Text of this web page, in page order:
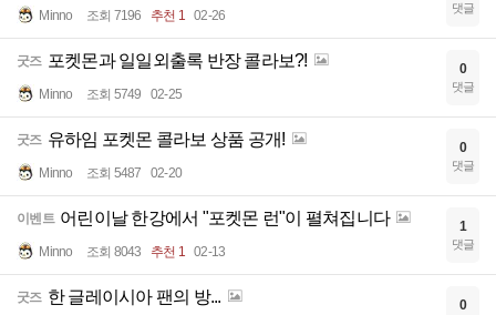
Minno 조회 7196 추천 1 02-26 댓글
굿즈 포켓몬과 일일외출록 반장 콜라보?!
Minno 조회 5749 02-25
0
댓글
굿즈 유하임 포켓몬 콜라보 상품 공개!
Minno 조회 5487 02-20
0
댓글
이벤트 어린이날 한강에서 "포켓몬 런"이 펼쳐집니다
Minno 조회 8043 추천 1 02-13
1
댓글
굿즈 한 글레이시아 팬의 방... 0